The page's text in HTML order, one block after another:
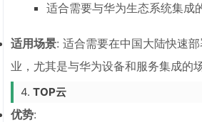
适合需要与华为生态系统集成
适用场景: 适合需要在中国大陆快速
业，尤其是与华为设备和服务集成的场
4.TOP云
优势: